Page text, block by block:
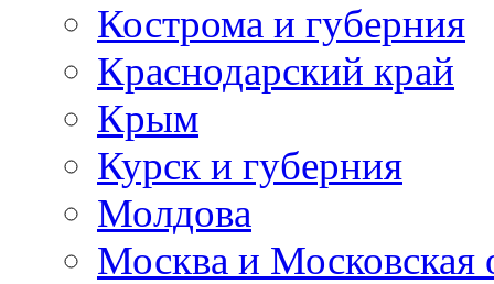
Кострома и губерния
Краснодарский край
Крым
Курск и губерния
Молдова
Москва и Московская